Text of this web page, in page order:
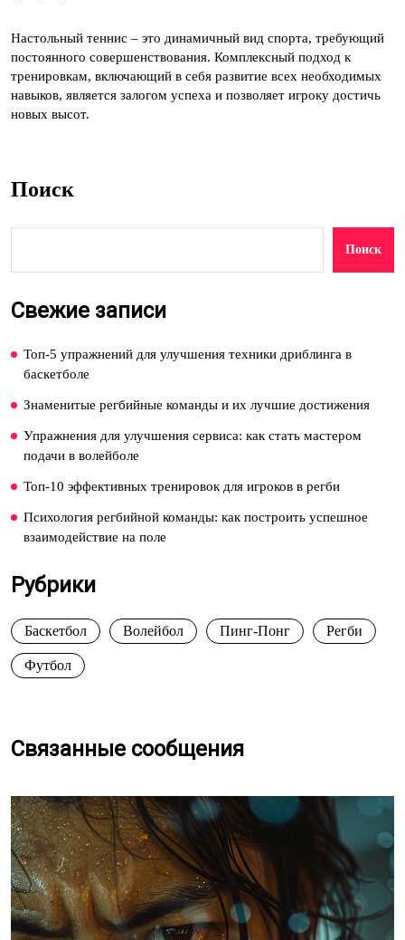
Настольный теннис – это динамичный вид спорта, требующий
постоянного совершенствования. Комплексный подход к
тренировкам, включающий в себя развитие всех необходимых
навыков, является залогом успеха и позволяет игроку достичь
новых высот.
Поиск
Поиск
Свежие записи
Топ-5 упражнений для улучшения техники дриблинга в
баскетболе
Знаменитые регбийные команды и их лучшие достижения
Упражнения для улучшения сервиса: как стать мастером
подачи в волейболе
Топ-10 эффективных тренировок для игроков в регби
Психология регбийной команды: как построить успешное
взаимодействие на поле
Рубрики
Баскетбол Волейбол Пинг-Понг Регби
Футбол
Связанные сообщения